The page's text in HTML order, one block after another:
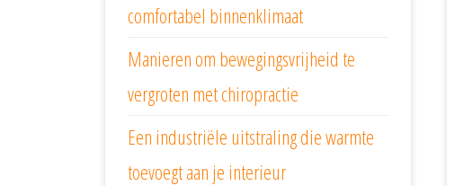
comfortabel binnenklimaat
Manieren om bewegingsvrijheid te
vergroten met chiropractie
Een industriële uitstraling die warmte
toevoegt aan je interieur